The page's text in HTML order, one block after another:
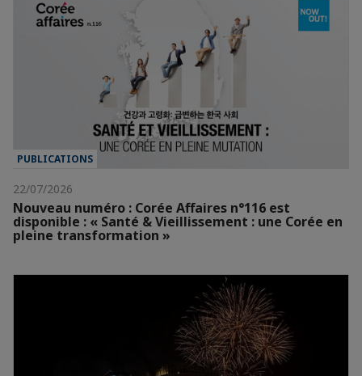
PUBLICATIONS
22/07/2026
Nouveau numéro : Corée Affaires n°116 est
disponible : « Santé & Vieillissement : une Corée en
pleine transformation »